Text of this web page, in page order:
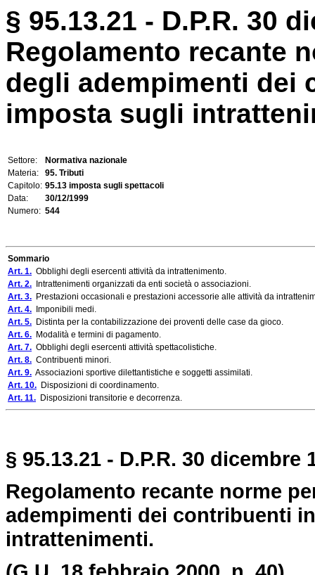
§ 95.13.21 - D.P.R. 30
Regolamento recante
degli adempimenti dei
imposta sugli
Settore:
Normativa nazionale
Materia:
95. Tributi
Capitolo: 95.13 imposta sugli spettacoli
Data:
30/12/1999
Numero: 544
Sommario
Art. 1. Obblighi degli esercenti attività da intrattenimento.
Art. 2. Intrattenimenti organizzati da enti società o associazioni.
Art. 3. Prestazioni occasionali e prestazioni accessorie alle attività da
Art. 4. Imponibili medi.
Art. 5. Distinta per la contabilizzazione dei proventi delle case da gioco.
Art. 6. Modalità e termini di pagamento.
Art. 7. Obblighi degli esercenti attività spettacolistiche.
Art. 8. Contribuenti minori.
Art. 9. Associazioni sportive dilettantistiche e soggetti assimilati.
Art. 10. Disposizioni di coordinamento.
Art. 11. Disposizioni transitorie e decorrenza.
§ 95.13.21 - D.P.R. 30 dicembre
Regolamento recante norme
adempimenti dei contribuenti
intrattenimenti.